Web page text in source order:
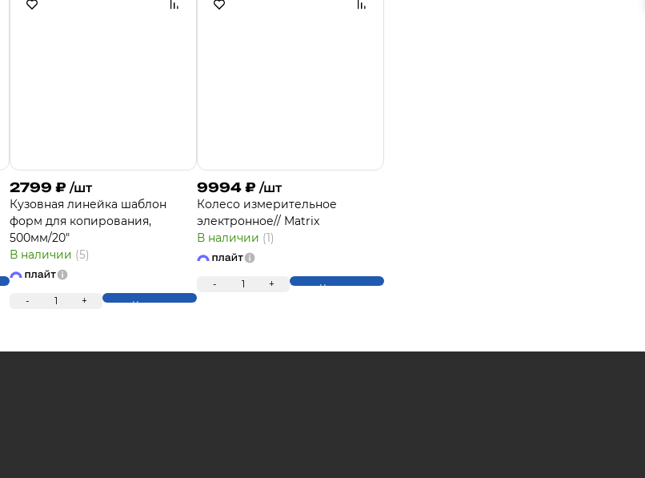
2799 ₽ /шт
Кузовная линейка шаблон
форм для копирования,
500мм/20"
В наличии (5)
- 1 + Купить
9994 ₽ /шт
Колесо измерительное
электронное// Matrix
В наличии (1)
- 1 + Купить